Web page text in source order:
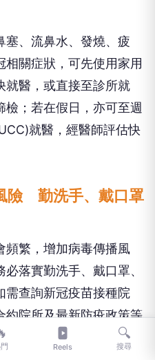
塞、流鼻水、發燒、疲
關症狀，可先使用家用
就醫，或直接至診所就
；若在假日，亦可至週
就醫，經醫師評估快
險 勤洗手、戴口罩
頻繁，增加病毒傳播風
落實勤洗手、戴口罩、
需查詢新冠疫苗接種院
約院所及最新防疫政策等
資訊網「新冠防疫專
Reels
🔍
搜尋